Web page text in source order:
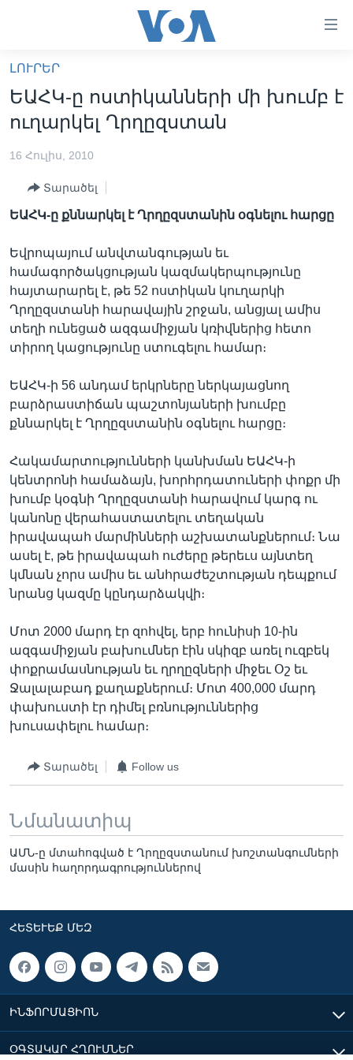
հիմնական
բովանդակությանը
անցնել
հիմնական
բովանդակությանը
բովանդակություն
ՖԻԼՄԵՐ
ՖԻԼՄԵՐ
IN ENGLISH
ՄԵՐ ՄԱՍԻՆ
ՄԵՐ ՄԱՍԻՆ
«ԱՄԵՐԻԿԱՅԻ ՁԱՅՆ»-Ի ԿԱՆՈՆԱԴՐՈՒԹՅՈՒՆ
ԿԱՊ ՄԵԶ ՀԵՏ
ՈՒԿՐԱԻՆԱԿԱՆ ՊԱՏԵՐԱԶՄ
Learning English
ՀԵՏԵՒԵՔ ՄԵԶ
Լեզուներ
ԼՈՒՐԵՐ
ԵԱՀԿ-ը ոստիկանների մի խումբ է
ուղարկել Ղրղըզստան
16 Հուլիս, 2010
Տարածել
ԵԱՀԿ-ը քննարկել է Ղրղըզստանին օգնելու հարցը
Եվրոպայում անվտանգության եւ
համագործակցության կազմակերպությունը
հայտարարել է, թե 52 ոստիկան կուղարկի
Ղրղըզստանի հարավային շրջան, անցյալ ամիս
տեղի ունեցած ազգամիջյան կռիվներից հետո
տիրող կացությունը ստուգելու համար։
ԵԱՀԿ-ի 56 անդամ երկրները ներկայացնող
բարձրաստիճան պաշտոնյաների խումբը
քննարկել է Ղրղըզստանին օգնելու հարցը։
Հակամարտությունների կանխման ԵԱՀԿ-ի
կենտրոնի համաձայն, խորհրդատուների փոքր մի
խումբ կօգնի Ղրղըզստանի հարավում կարգ ու
կանոնը վերահաստատելու տեղական
իրավապահ մարմինների աշխատանքներում։ Նա
ասել է, թե իրավապահ ուժերը թերեւս այնտեղ
կմնան չորս ամիս եւ անհրաժեշտության դեպքում
նրանց կազմը կընդարձակվի։
Մոտ 2000 մարդ էր զոհվել, երբ հունիսի 10-ին
ազգամիջյան բախումներ էին սկիզբ առել ուզբեկ
փոքրամասնության եւ ղրղըզների միջեւ Օշ եւ
Ջալալաբադ քաղաքներում։ Մոտ 400,000 մարդ
փախուստի էր դիմել բռնություններից
խուսափելու համար։
Տարածել Follow us
Նմանատիպ
ԱՄՆ-ը մտահոգված է Ղրղըզստանում խոշտանգումների
մասին հաղորդագրություններով
ՀԵՏԵՒԵՔ ՄԵԶ
ԻՆՖՈՐՄԱՑԻՈՆ
ՕԳՏԱԿԱՐ ՀՂՈՒՄՆԵՐ